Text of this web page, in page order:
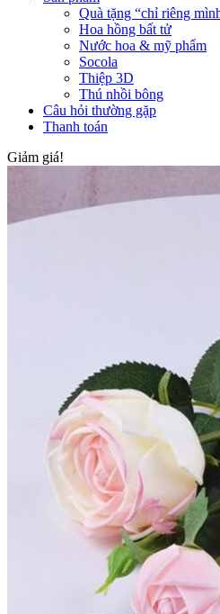
Quà tặng “chỉ riêng
Hoa hồng bất tử
Nước hoa & mỹ phẩm
Socola
Thiệp 3D
Thú nhồi bông
Câu hỏi thường gặp
Thanh toán
Giảm giá!